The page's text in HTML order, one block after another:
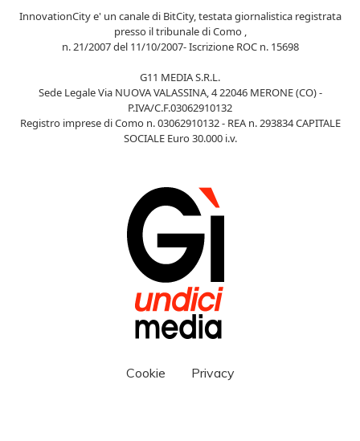
InnovationCity e' un canale di BitCity, testata giornalistica registrata
presso il tribunale di Como ,
n. 21/2007 del 11/10/2007- Iscrizione ROC n. 15698
G11 MEDIA S.R.L.
Sede Legale Via NUOVA VALASSINA, 4 22046 MERONE (CO) -
P.IVA/C.F.03062910132
Registro imprese di Como n. 03062910132 - REA n. 293834 CAPITALE
SOCIALE Euro 30.000 i.v.
Cookie Privacy